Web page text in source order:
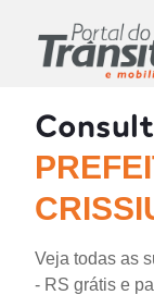
Veja todas as
- RS grátis e